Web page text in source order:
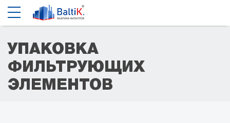
УПАКОВКА
ФИЛЬТРУЮЩИХ
ЭЛЕМЕНТОВ